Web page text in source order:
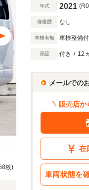
枚)
年式 2021
修復歴 なし
車検有無 車検整備付
保証 付き / 12
メールでの
販売店か
在
車両状態を